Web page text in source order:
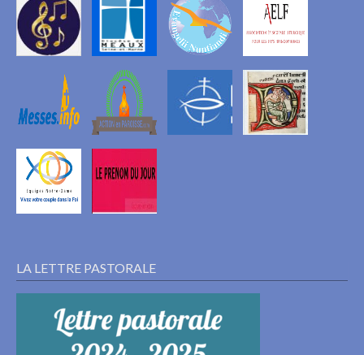
LA LETTRE PASTORALE